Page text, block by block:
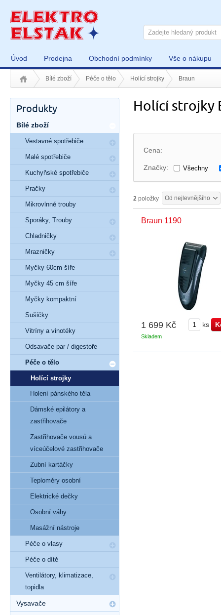
Úvod Prodejna Obchodní podmínky Vše o nákupu
Bílé zboží Péče o tělo Holící strojky Braun
Holící strojky
Cena:
Značky: Všechny
2 položky Od nejlevnějšího
Braun 1190
1 699 Kč ks
Skladem
Produkty
Bílé zboží
Vestavné spotřebiče
Malé spotřebiče
Kuchyňské spotřebiče
Pračky
Mikrovlnné trouby
Sporáky, Trouby
Chladničky
Mrazničky
Myčky 60cm šíře
Myčky 45 cm šíře
Myčky kompaktní
Sušičky
Vitríny a vinotéky
Odsavače par / digestoře
Péče o tělo
Holící strojky
Holení pánského těla
Dámské epilátory a
zastřihovače
Zastřihovače vousů a
víceúčelové zastřihovače
Zubní kartáčky
Teploměry osobní
Elektrické dečky
Osobní váhy
Masážní nástroje
Péče o vlasy
Péče o dítě
Ventilátory, klimatizace,
topidla
Vysavače